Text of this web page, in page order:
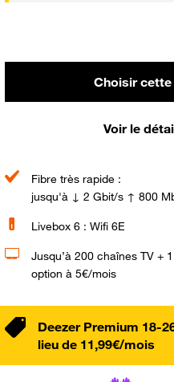
Choisir
Voir le
Fibre très rapide :
jusqu'à ↓ 2 Gbit/s ↑ 800
Livebox 6 : Wifi 6E
Jusqu’à 200 chaînes TV +
option à 5€/mois
Deezer Premium 18-
lieu de 11,99€/mois